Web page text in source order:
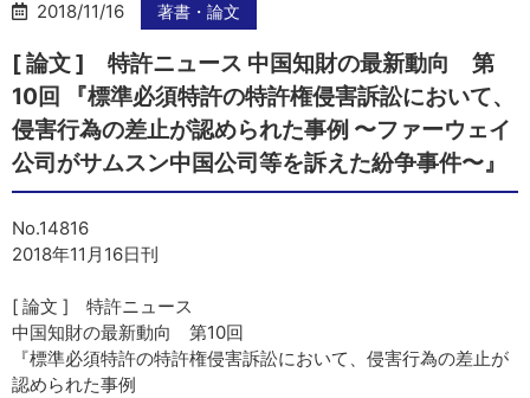
2018/11/16 著書・論文
[ 論文 ] 特許ニュース 中国知財の最新動向 第
10回 『標準必須特許の特許権侵害訴訟において、
侵害行為の差止が認められた事例 〜ファーウェイ
公司がサムスン中国公司等を訴えた紛争事件〜』
No.14816
2018年11月16日刊
[ 論文 ] 特許ニュース
中国知財の最新動向 第10回
『標準必須特許の特許権侵害訴訟において、侵害行為の差止が
認められた事例